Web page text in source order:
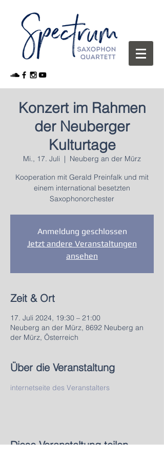
Konzert im Rahmen
der Neuberger
Kulturtage
Mi., 17. Juli
  |
Neuberg an der Mürz
Kooperation mit Gerald Preinfalk und mit
einem international besetzten
Saxophonorchester
Anmeldung geschlossen
Jetzt andere Veranstaltungen
ansehen
Zeit & Ort
17. Juli 2024, 19:30 – 21:00
Neuberg an der Mürz, 8692 Neuberg an
der Mürz, Österreich
Über die Veranstaltung
internetseite des Veranstalters
Diese Veranstaltung teilen